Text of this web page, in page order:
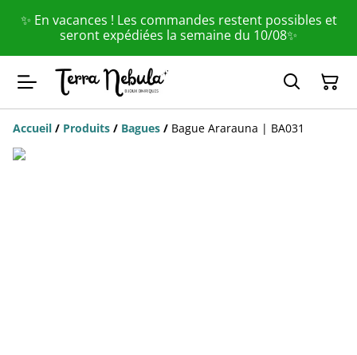
✨ En vacances ! Les commandes restent possibles et
seront expédiées la semaine du 10/08✨
Accueil / Produits / Bagues / Bague Ararauna | BA031